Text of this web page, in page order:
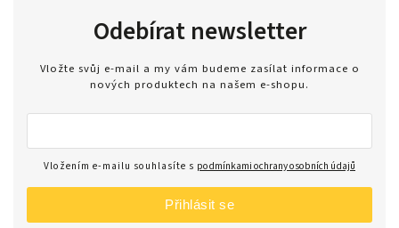
Odebírat newsletter
Vložte svůj e-mail a my vám budeme zasílat informace o
nových produktech na našem e-shopu.
Vložením e-mailu souhlasíte s podmínkami ochrany osobních údajů
Přihlásit se